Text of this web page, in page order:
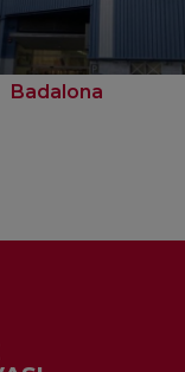
Badalona